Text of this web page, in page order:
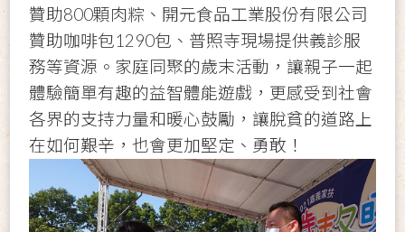
贊助800顆肉粽、開元食品工業股份有限公司
贊助咖啡包1290包、普照寺現場提供義診服
務等資源。家庭同聚的歲末活動，讓親子一起
體驗簡單有趣的益智體能遊戲，更感受到社會
各界的支持力量和暖心鼓勵，讓脫貧的道路上
在如何艱辛，也會更加堅定、勇敢！